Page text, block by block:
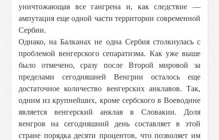
уничтожающая все гангрена и, как следствие —
ампутация еще одной части территории современной
Сербии.
Однако, на Балканах не одна Сербия столкнулась с
проблемой венгерского сепаратизма. Как уже выше
было отмечено, сразу после Второй мировой за
пределами сегодняшней Венгрии осталось еще
достаточное количество венгерских анклавов. Так,
одним из крупнейших, кроме сербского в Воеводине
является венгерский анклав в Словакии. Доля
венгров на сегодняшний день составляет в этой
стране порядка десяти процентов, что позволяет им